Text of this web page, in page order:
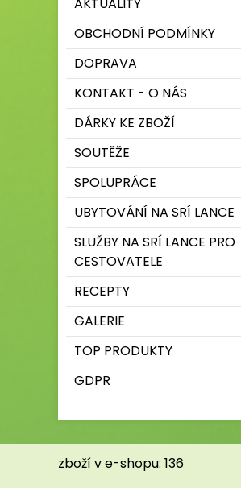
OBCHODNÍ PODMÍNKY
DOPRAVA
KONTAKT - O NÁS
DÁRKY KE ZBOŽÍ
SOUTĚŽE
SPOLUPRÁCE
UBYTOVÁNÍ NA SRÍ LANCE
SLUŽBY NA SRÍ LANCE PRO
CESTOVATELE
RECEPTY
GALERIE
TOP PRODUKTY
GDPR
zboží v e-shopu: 136